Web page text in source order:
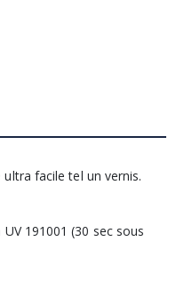
facile tel un vernis.
191001 (30 sec sous